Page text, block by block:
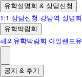
유학설명회 & 상담신청
1:1 상담신청 강남역 설명회
유학박람회
해외유학박람회 아일랜드
공지 & 후기